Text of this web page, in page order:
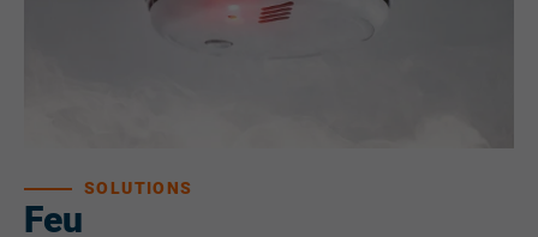
Feu
SOLUTIONS